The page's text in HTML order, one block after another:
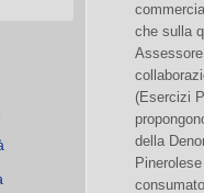
che sulla
(Esercizi
della